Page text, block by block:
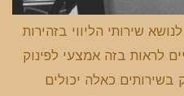
שירותי הליווי בזהירות
לראות בזה אמצעי לפינוק
בשירותים כאלה יכולים